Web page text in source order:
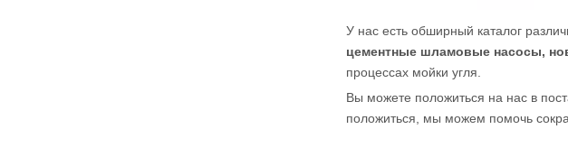
У нас есть обширный каталог
цементные шламовые насосы,
процессах мойки угля.
Вы можете положиться на нас в
положиться, мы можем помочь